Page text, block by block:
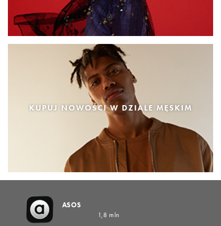
KUPUJ NOWOŚCI W DZIALE MĘSKIM
ASOS
1,8 mln